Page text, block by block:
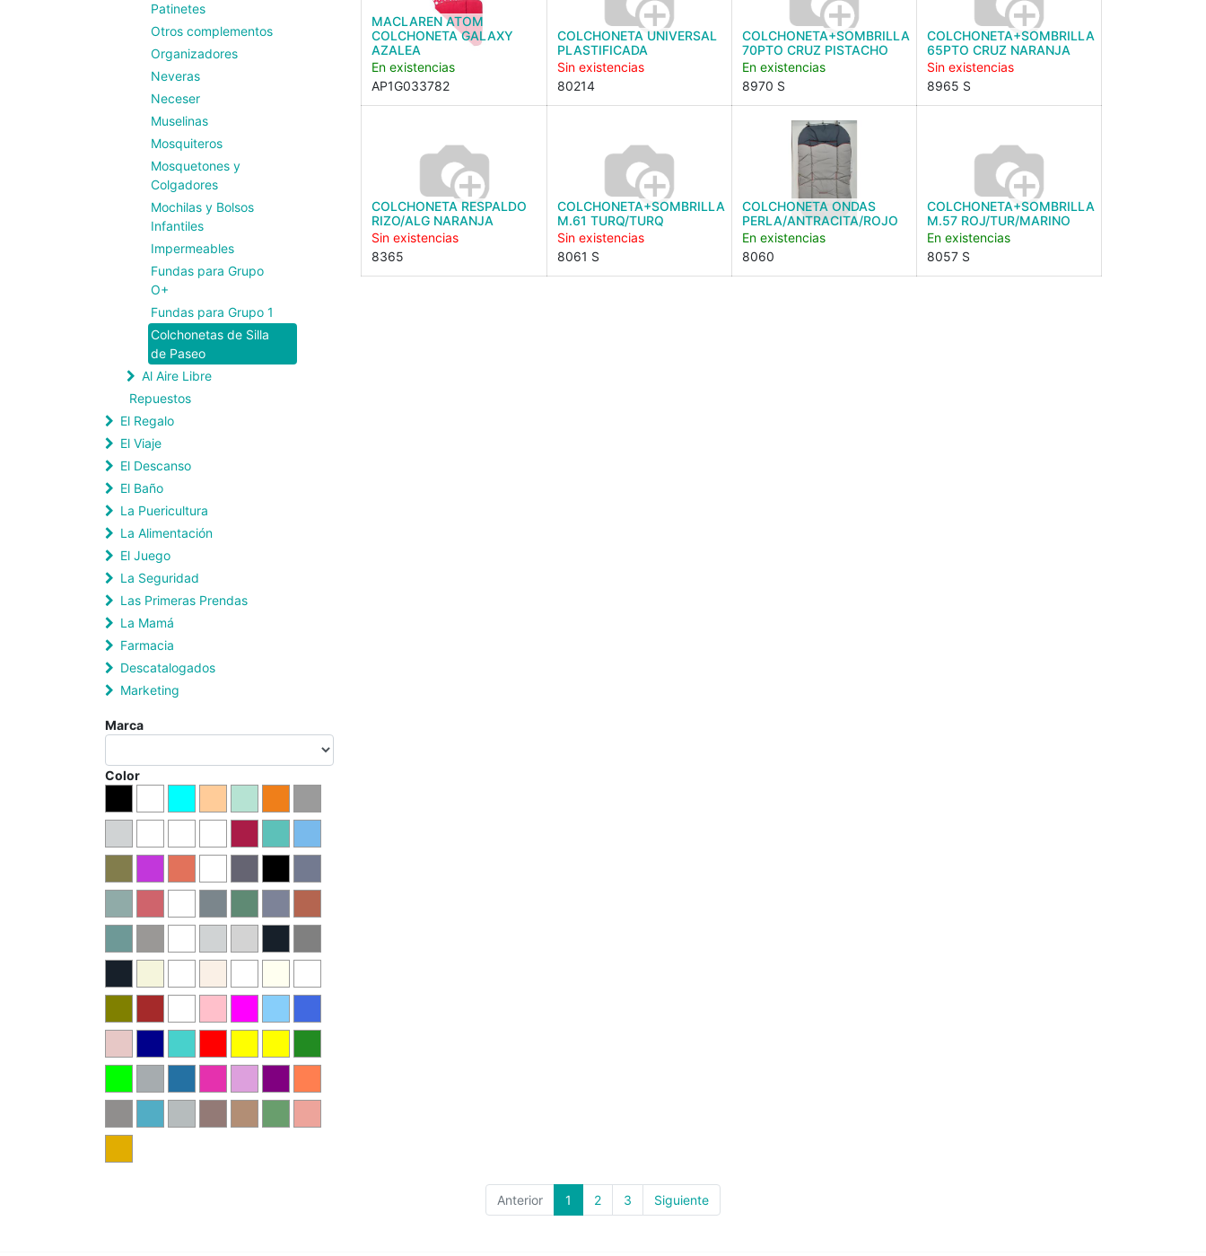
Patinetes
Otros complementos
Organizadores
Neveras
Neceser
Muselinas
Mosquiteros
Mosquetones y
Colgadores
Mochilas y Bolsos
Infantiles
Impermeables
Fundas para Grupo
O+
Fundas para Grupo 1
Colchonetas de Silla
de Paseo
Al Aire Libre
Repuestos
El Regalo
El Viaje
El Descanso
El Baño
La Puericultura
La Alimentación
El Juego
La Seguridad
Las Primeras Prendas
La Mamá
Farmacia
Descatalogados
Marketing
Marca
Color
MACLAREN ATOM
COLCHONETA GALAXY
AZALEA
En existencias
AP1G033782
COLCHONETA UNIVERSAL
PLASTIFICADA
Sin existencias
80214
COLCHONETA+SOMBRILLA
70PTO CRUZ PISTACHO
En existencias
8970 S
COLCHONETA+SOMBRILLA
65PTO CRUZ NARANJA
Sin existencias
8965 S
COLCHONETA RESPALDO
RIZO/ALG NARANJA
Sin existencias
8365
COLCHONETA+SOMBRILLA
M.61 TURQ/TURQ
Sin existencias
8061 S
COLCHONETA ONDAS
PERLA/ANTRACITA/ROJO
En existencias
8060
COLCHONETA+SOMBRILLA
M.57 ROJ/TUR/MARINO
En existencias
8057 S
Anterior 1 2 3 Siguiente